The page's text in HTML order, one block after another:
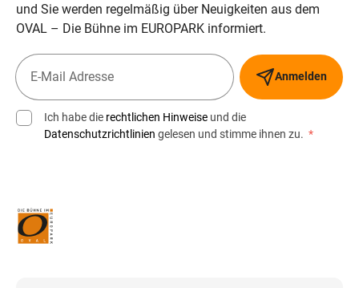
und Sie werden regelmäßig über Neuigkeiten aus dem
OVAL – Die Bühne im EUROPARK informiert.
Anmelden
Ich habe die rechtlichen Hinweise und die
Datenschutzrichtlinien gelesen und stimme ihnen zu. *